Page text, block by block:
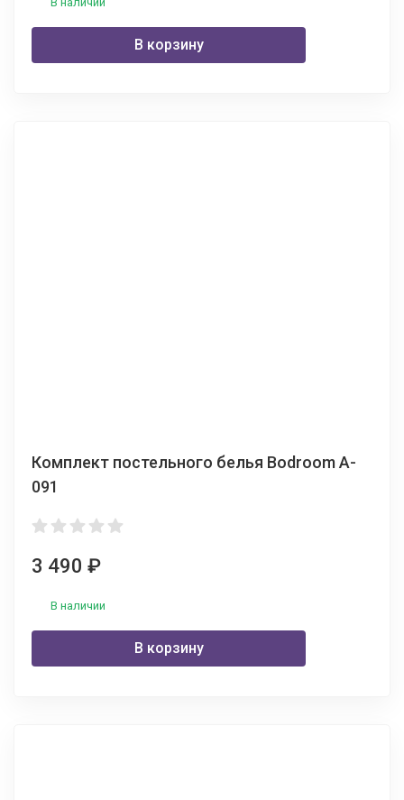
В корзину
Комплект постельного белья Bodroom A-
091
3 490 ₽
В наличии
В корзину